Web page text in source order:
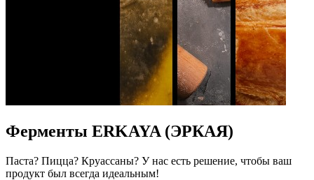
Ферменты ERKAYA (ЭРКАЯ)
Паста? Пицца? Круассаны? У нас есть решение, чтобы ваш
продукт был всегда идеальным!